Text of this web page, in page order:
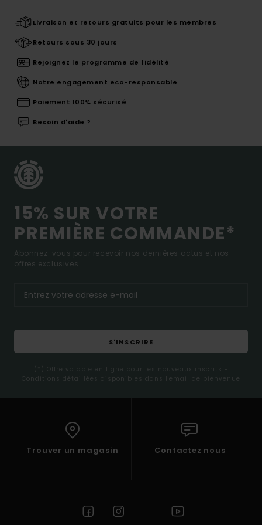
Livraison et retours gratuits pour les membres
Retours sous 30 jours
Rejoignez le programme de fidélité
Notre engagement eco-responsable
Paiement 100% sécurisé
Besoin d'aide ?
15% SUR VOTRE
PREMIÈRE COMMANDE*
Abonnez-vous pour recevoir nos dernières actus et nos
offres exclusives.
S'INSCRIRE
(*) Offre valable en ligne pour les nouveaux inscrits -
Conditions détaillées disponibles dans l'email de bienvenue
Trouver un magasin Contactez nous